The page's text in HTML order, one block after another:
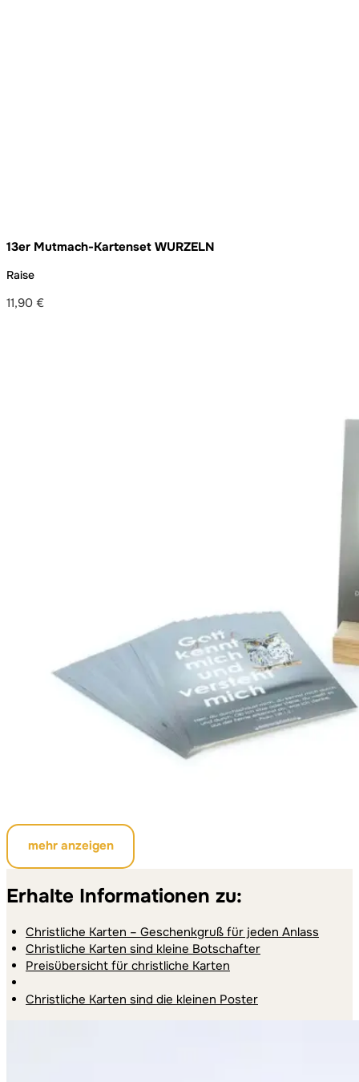
13er Mutmach-Kartenset WURZELN
Raise
11,90 €
mehr anzeigen
Erhalte Informationen zu:
Christliche Karten – Geschenkgruß für jeden Anlass
Christliche Karten sind kleine Botschafter
Preisübersicht für christliche Karten
Christliche Karten sind die kleinen Poster